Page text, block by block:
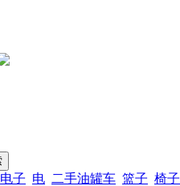
电子 电 二手油罐车 篮子 椅